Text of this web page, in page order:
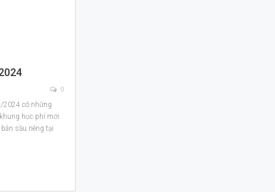
0
2024 có những
học phí mới
sầu riêng tại